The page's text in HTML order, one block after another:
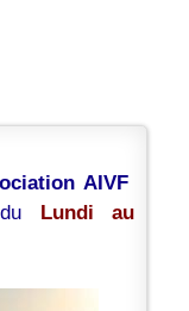
AIVF
Lundi au